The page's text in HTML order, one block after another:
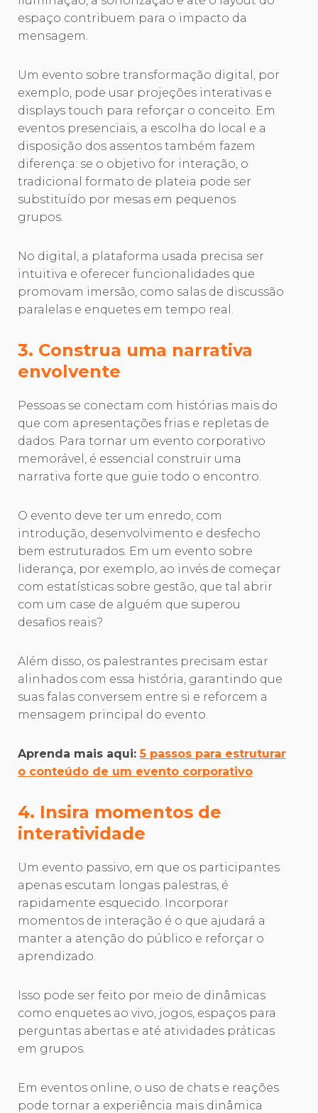
espaço contribuem para o impacto da
mensagem.
Um evento sobre transformação digital, por
exemplo, pode usar projeções interativas e
displays touch para reforçar o conceito. Em
eventos presenciais, a escolha do local e a
disposição dos assentos também fazem
diferença: se o objetivo for interação, o
tradicional formato de plateia pode ser
substituído por mesas em pequenos
grupos.
No digital, a plataforma usada precisa ser
intuitiva e oferecer funcionalidades que
promovam imersão, como salas de discussão
paralelas e enquetes em tempo real.
3. Construa uma narrativa
envolvente
Pessoas se conectam com histórias mais do
que com apresentações frias e repletas de
dados. Para tornar um evento corporativo
memorável, é essencial construir uma
narrativa forte que guie todo o encontro.
O evento deve ter um enredo, com
introdução, desenvolvimento e desfecho
bem estruturados. Em um evento sobre
liderança, por exemplo, ao invés de começar
com estatísticas sobre gestão, que tal abrir
com um case de alguém que superou
desafios reais?
Além disso, os palestrantes precisam estar
alinhados com essa história, garantindo que
suas falas conversem entre si e reforcem a
mensagem principal do evento.
Aprenda mais aqui:5 passos para estruturar
o conteúdo de um evento corporativo
4. Insira momentos de
interatividade
Um evento passivo, em que os participantes
apenas escutam longas palestras, é
rapidamente esquecido. Incorporar
momentos de interação é o que ajudará a
manter a atenção do público e reforçar o
aprendizado.
Isso pode ser feito por meio de dinâmicas
como enquetes ao vivo, jogos, espaços para
perguntas abertas e até atividades práticas
em grupos.
Em eventos online, o uso de chats e reações
pode tornar a experiência mais dinâmica